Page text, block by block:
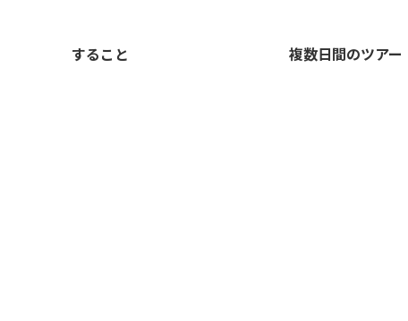
すること 複数日間のツアー